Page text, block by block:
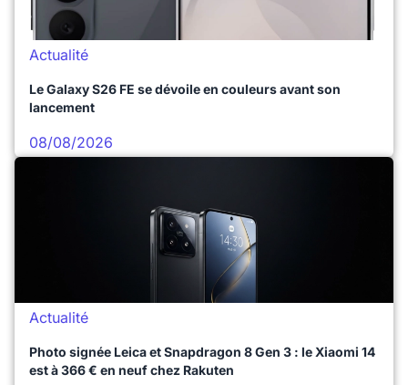
Actualité
Le Galaxy S26 FE se dévoile en couleurs avant son
lancement
08/08/2026
Actualité
Photo signée Leica et Snapdragon 8 Gen 3 : le Xiaomi 14
est à 366 € en neuf chez Rakuten